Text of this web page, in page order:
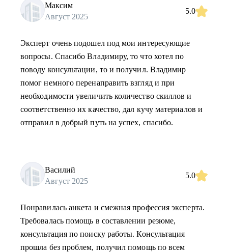
Максим
Август 2025
5.0
Эксперт очень подошел под мои интересующие
вопросы. Спасибо Владимиру, то что хотел по
поводу консультации, то и получил. Владимир
помог немного перенаправить взгляд и при
необходимости увеличить количество скиллов и
соответственно их качество, дал кучу материалов и
отправил в добрый путь на успех, спасибо.
Василий
Август 2025
5.0
Понравилась анкета и смежная профессия эксперта.
Требовалась помощь в составлении резюме,
консультация по поиску работы. Консультация
прошла без проблем, получил помощь по всем